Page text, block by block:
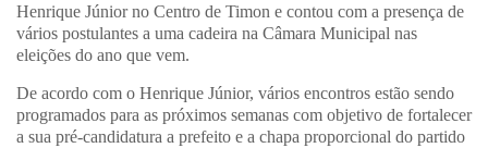
Henrique Júnior no Centro de Timon e contou com a presença de
vários postulantes a uma cadeira na Câmara Municipal nas
eleições do ano que vem.
De acordo com o Henrique Júnior, vários encontros estão sendo
programados para as próximos semanas com objetivo de fortalecer
a sua pré-candidatura a prefeito e a chapa proporcional do partido